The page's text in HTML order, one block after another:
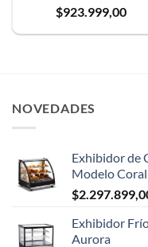
$923.999,00
NOVEDADES
Exhibidor de
Modelo Coral
$
Exhibidor
Aurora